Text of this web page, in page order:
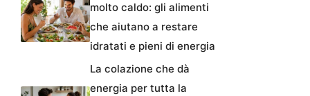
molto caldo: gli alimenti
che aiutano a restare
idratati e pieni di energia
La colazione che dà
energia per tutta la